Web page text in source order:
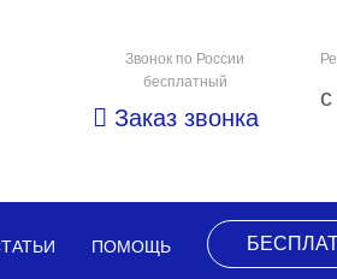
Звонок по России
бесплатный
Заказ звонка
ПОМОЩЬ